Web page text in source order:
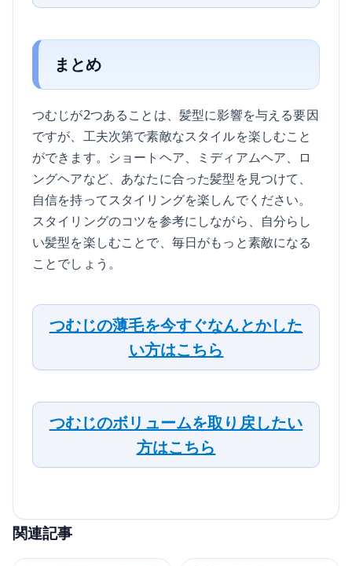
まとめ
つむじが2つあることは、髪型に影響を与える要因
ですが、工夫次第で素敵なスタイルを楽しむこと
ができます。ショートヘア、ミディアムヘア、ロ
ングヘアなど、あなたに合った髪型を見つけて、
自信を持ってスタイリングを楽しんでください。
スタイリングのコツを参考にしながら、自分らし
い髪型を楽しむことで、毎日がもっと素敵になる
ことでしょう。
つむじの薄毛を今すぐなんとかした
い方はこちら
つむじのボリュームを取り戻したい
方はこちら
関連記事